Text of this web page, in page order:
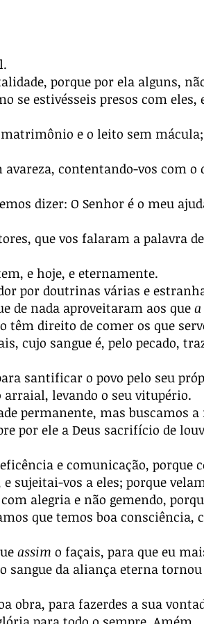
porque por ela alguns,
se estivésseis presos com
e o leito sem
avareza, contentando-vos com
dizer: O Senhor é o meu
que vos falaram a palavra
e hoje, e eternamente.
por doutrinas várias e
de nada aproveitaram aos que a
têm direito de comer os que
cujo sangue é, pelo pecado,
santificar o povo pelo seu
arraial, levando o seu vitupério.
permanente, mas buscamos
por ele a Deus sacrifício de
e comunicação, porque
e sujeitai-vos a eles; porque
alegria e não gemendo,
que temos boa consciência,
assim o façais, para que eu
sangue da aliança eterna
obra, para fazerdes a sua